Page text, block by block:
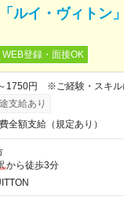
ルイ・ヴィト
WEB登録・面接OK
1750円 ※ご経験・スキル
支給あり
全額支給（規定あり）
から徒歩3分